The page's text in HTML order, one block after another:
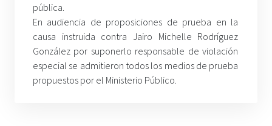
pública.
En audiencia de proposiciones de prueba en la
causa instruida contra Jairo Michelle Rodríguez
González por suponerlo responsable de violación
especial se admitieron todos los medios de prueba
propuestos por el Ministerio Público.